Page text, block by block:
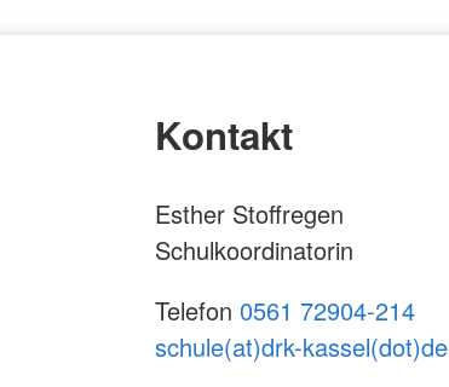
Kontakt
Esther Stoffregen
Schulkoordinatorin
Telefon 0561 72904-214
schule(at)drk-kassel(dot)de